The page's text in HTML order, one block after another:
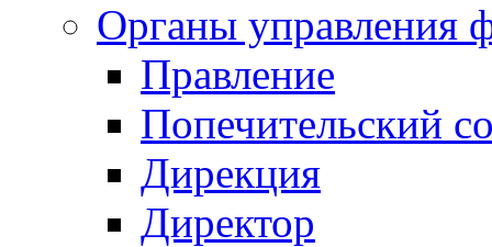
Органы управления
Правление
Попечительский
Дирекция
Директор